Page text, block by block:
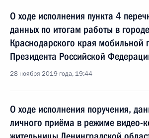
О ходе исполнения пункта 4
данных по итогам работы в
Краснодарского края мобильной
Президента Российской
28 ноября 2019 года, 19:44
О ходе исполнения поручения,
личного приёма в режиме видео-